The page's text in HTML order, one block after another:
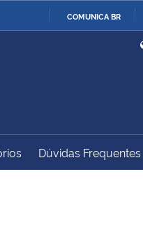
COMUNICA BR
da Defesa
do
Dúvidas Frequentes